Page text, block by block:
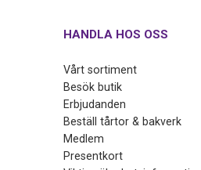
HANDLA HOS OSS
Vårt sortiment
Besök butik
Erbjudanden
Beställ tårtor & bakverk
Medlem
Presentkort